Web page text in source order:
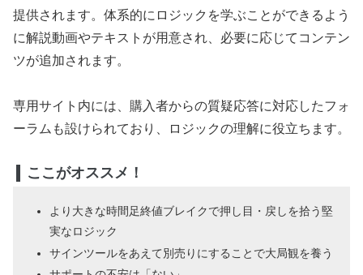
提供されます。体系的にロジックを学ぶことができるよう
に解説動画やテキストが用意され、必要に応じてコンテン
ツが追加されます。
専用サイト内には、購入者からの質疑応答に対応したフォ
ーラムも設けられており、ロジックの理解に役立ちます。
ここがオススメ！
より大きな時間足終値ブレイクで押し目・戻しを拾う堅
実なロジック
サインツールをあえて別売りにすることで大局観を養う